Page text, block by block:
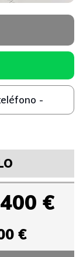
teléfono -
€
€